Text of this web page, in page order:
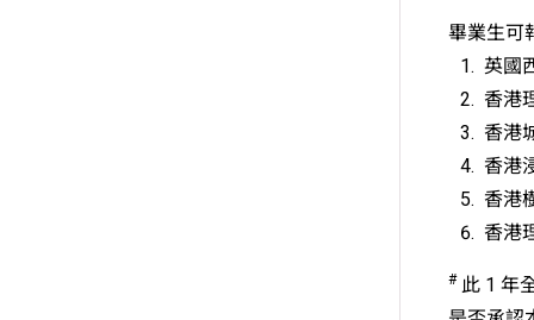
畢業生可
英國
香港
香港
香港
香港
香港
#此 1 年